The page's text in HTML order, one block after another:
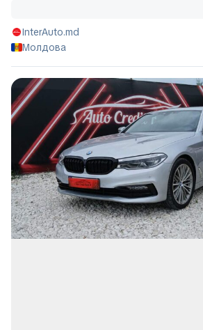
InterAuto.md
Молдова